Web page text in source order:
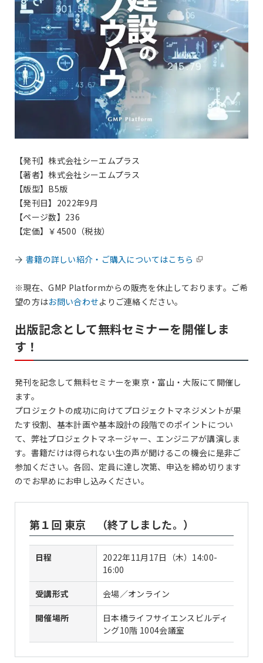
【発刊】株式会社シーエムプラス
【著者】株式会社シーエムプラス
【版型】B5版
【発刊日】2022年9月
【ページ数】236
【定価】￥4500（税抜）
書籍の詳しい紹介・ご購入についてはこちら
※現在、GMP Platformからの販売を休止しております。ご希
望の方はお問い合わせよりご連絡ください。
出版記念として無料セミナーを開催しま
す！
発刊を記念して無料セミナーを東京・富山・大阪にて開催し
ます。
プロジェクトの成功に向けてプロジェクトマネジメントが果
たす役割、基本計画や基本設計の段階でのポイントについ
て、弊社プロジェクトマネージャー、エンジニアが講演しま
す。書籍だけは得られない生の声が聞けるこの機会に是非ご
参加ください。各回、定員に達し次第、申込を締め切ります
のでお早めにお申し込みください。
第１回 東京 （終了しました。）
日程
2022年11月17日（木）14:00-
16:00
受講形式 会場／オンライン
開催場所
日本橋ライフサイエンスビルディ
ング10階 1004会議室